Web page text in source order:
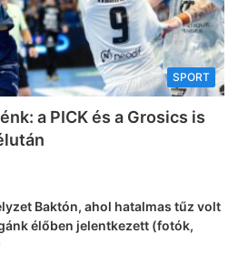
SPORT
a PICK és a Grosics is
Baktón, ahol hatalmas tűz volt
élőben jelentkezett (fotók,